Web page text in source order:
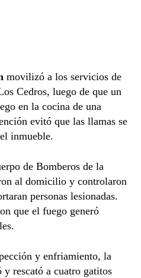
movilizó a los servicios de
Cedros, luego de que un
en la cocina de una
evitó que las llamas se
inmueble.
de Bomberos de la
al domicilio y controlaron
personas lesionadas.
que el fuego generó
y enfriamiento, la
rescató a cuatro gatitos